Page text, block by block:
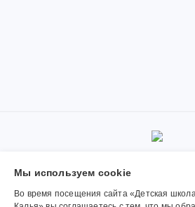
© 2019-2026, Муниципальное
дополнительного образования «Детская
Калья». Использование материалов
администрацией
Мы используем сookie
Во время посещения сайта «Детская школа